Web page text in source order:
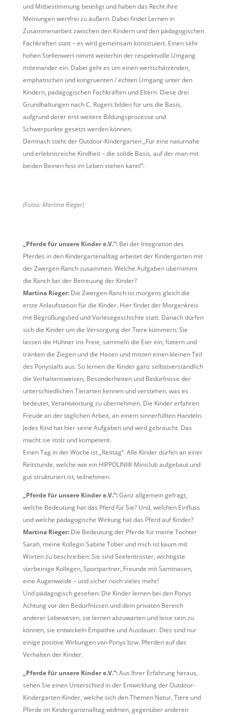
und Mitbestimmung beteiligt und haben das Recht ihre
Meinungen wertfrei zu äußern. Dabei findet Lernen in
Zusammenarbeit zwischen den Kindern und den pädagogischen
Fachkräften statt – es wird gemeinsam konstruiert. Einen sehr
hohen Stellenwert nimmt weiterhin der respektvolle Umgang
miteinander ein. Dabei geht es um einen wertschätzenden,
emphatischen und kongruenten / echten Umgang unter den
Kindern, pädagogischen Fachkräften und Eltern. Diese drei
Grundhaltungen nach C. Rogers bilden für uns die Basis,
aufgrund derer erst weitere Bildungsprozesse und
Schwerpunkte gesetzt werden können.
Demnach steht der Outdoor-Kindergarten „Für eine naturnahe
und erlebnisreiche Kindheit – die solide Basis, auf der man mit
beiden Beinen fest im Leben stehen kann!“.
(Fotos: Martina Rieger)
„Pferde für unsere Kinder e.V.“:Bei der Integration des
Pferdes in den Kindergartenalltag arbeitet der Kindergarten mit
der Zwergen-Ranch zusammen. Welche Aufgaben übernimmt
die Ranch bei der Betreuung der Kinder?
Martina Rieger:Die Zwergen-Ranch ist morgens gleich die
erste Anlaufstation für die Kinder. Hier findet der Morgenkreis
mit Begrüßungslied und Vorlesegeschichte statt. Danach dürfen
sich die Kinder um die Versorgung der Tiere kümmern: Sie
lassen die Hühner ins Freie, sammeln die Eier ein, füttern und
tränken die Ziegen und die Hasen und misten einen kleinen Teil
des Ponystalls aus. So lernen die Kinder ganz selbstverständlich
die Verhaltensweisen, Besonderheiten und Bedürfnisse der
unterschiedlichen Tierarten kennen und verstehen, was es
bedeutet, Verantwortung zu übernehmen. Die Kinder erfahren
Freude an der täglichen Arbeit, an einem sinnerfüllten Handeln.
Jedes Kind hat hier seine Aufgaben und wird gebraucht. Das
macht sie stolz und kompetent.
Einen Tag in der Woche ist „Reittag“. Alle Kinder dürfen an einer
Reitstunde, welche wie ein HIPPOLINI® Miniclub aufgebaut und
gut strukturiert ist, teilnehmen.
„Pferde für unsere Kinder e.V.“:Ganz allgemein gefragt,
welche Bedeutung hat das Pferd für Sie? Und, welchen Einfluss
und welche pädagogische Wirkung hat das Pferd auf Kinder?
Martina Rieger:Die Bedeutung der Pferde für meine Tochter
Sarah, meine Kollegin Sabine Tober und mich ist kaum mit
Worten zu beschreiben. Sie sind Seelentröster, wichtigste
vierbeinige Kollegen, Sportpartner, Freunde mit Samtnasen,
eine Augenweide – und sicher noch vieles mehr!
Und pädagogisch gesehen: Die Kinder lernen bei den Ponys
Achtung vor den Bedürfnissen und dem privaten Bereich
anderer Lebewesen, sie lernen abzuwarten und leise sein zu
können, sie entwickeln Empathie und Ausdauer. Dies sind nur
einige positive Wirkungen von Ponys bzw. Pferden auf das
Verhalten der Kinder.
„Pferde für unsere Kinder e.V.“:Aus Ihrer Erfahrung heraus,
sehen Sie einen Unterschied in der Entwicklung der Outdoor-
Kindergarten-Kinder, welche sich den Themen Natur, Tiere und
Pferde im Kindergartenalltag widmen, gegenüber anderen